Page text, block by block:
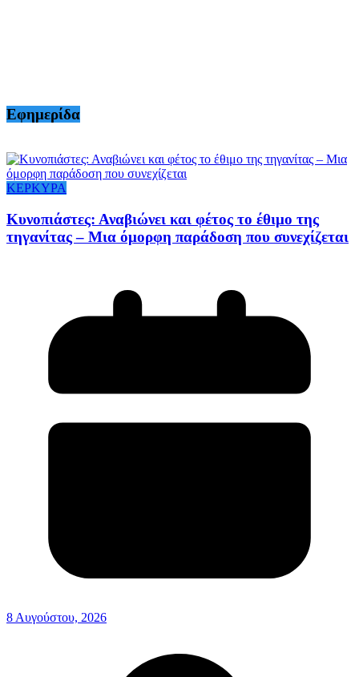
Εφημερίδα
ΚΕΡΚΥΡΑ
Κυνοπιάστες: Αναβιώνει και φέτος το έθιμο της
τηγανίτας – Μια όμορφη παράδοση που συνεχίζεται
8 Αυγούστου, 2026